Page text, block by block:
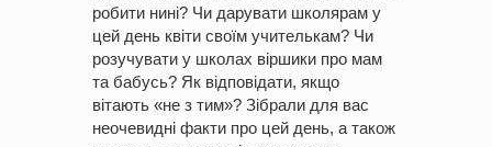
робити нині? Чи дарувати школярам у
цей день квіти своїм учителькам? Чи
розучувати у школах віршики про мам
та бабусь? Як відповідати, якщо
вітають «не з тим»? Зібрали для вас
неочевидні факти про цей день, а також